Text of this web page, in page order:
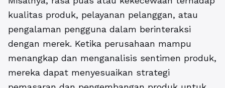
kualitas produk, pelayanan pelanggan, atau
pengalaman pengguna dalam berinteraksi
dengan merek. Ketika perusahaan mampu
menangkap dan menganalisis sentimen produk,
mereka dapat menyesuaikan strategi